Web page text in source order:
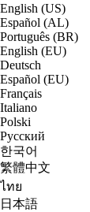
English (US)
Español (AL)
Português (BR)
English (EU)
Deutsch
Español (EU)
Français
Italiano
Polski
Русский
한국어
繁體中文
ไทย
日本語